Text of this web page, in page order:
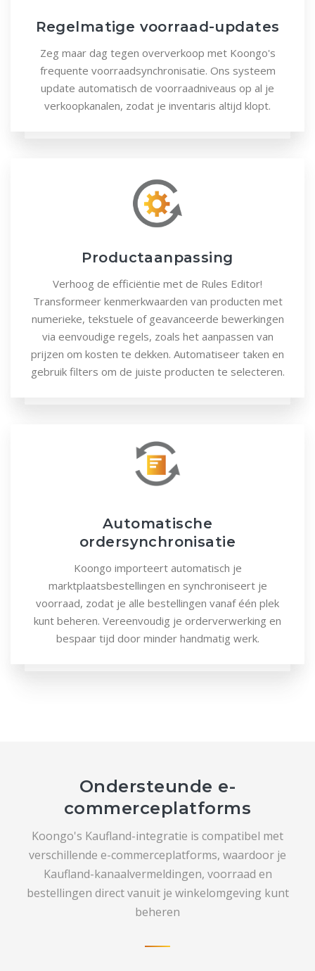
Regelmatige voorraad-updates
Zeg maar dag tegen oververkoop met Koongo's
frequente voorraadsynchronisatie. Ons systeem
update automatisch de voorraadniveaus op al je
verkoopkanalen, zodat je inventaris altijd klopt.
Productaanpassing
Verhoog de efficiëntie met de Rules Editor!
Transformeer kenmerkwaarden van producten met
numerieke, tekstuele of geavanceerde bewerkingen
via eenvoudige regels, zoals het aanpassen van
prijzen om kosten te dekken. Automatiseer taken en
gebruik filters om de juiste producten te selecteren.
Automatische
ordersynchronisatie
Koongo importeert automatisch je
marktplaatsbestellingen en synchroniseert je
voorraad, zodat je alle bestellingen vanaf één plek
kunt beheren. Vereenvoudig je orderverwerking en
bespaar tijd door minder handmatig werk.
Ondersteunde e-
commerceplatforms
Koongo's Kaufland-integratie is compatibel met
verschillende e-commerceplatforms, waardoor je
Kaufland-kanaalvermeldingen, voorraad en
bestellingen direct vanuit je winkelomgeving kunt
beheren